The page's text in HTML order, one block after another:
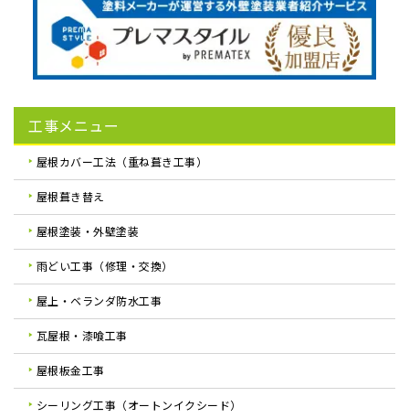
工事メニュー
屋根カバー工法（重ね葺き工事）
屋根葺き替え
屋根塗装・外壁塗装
雨どい工事（修理・交換）
屋上・ベランダ防水工事
瓦屋根・漆喰工事
屋根板金工事
シーリング工事（オートンイクシード）